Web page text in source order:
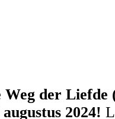
der Liefde
2024!